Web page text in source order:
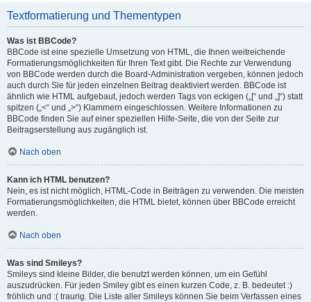
Textformatierung und Thementypen
Was ist BBCode?
BBCode ist eine spezielle Umsetzung von HTML, die Ihnen weitreichende
Formatierungsmöglichkeiten für Ihren Text gibt. Die Rechte zur Verwendung
von BBCode werden durch die Board-Administration vergeben, können jedoch
auch durch Sie für jeden einzelnen Beitrag deaktiviert werden. BBCode ist
ähnlich wie HTML aufgebaut, jedoch werden Tags von eckigen („[“ und „]“) statt
spitzen („<“ und „>“) Klammern eingeschlossen. Weitere Informationen zu
BBCode finden Sie auf einer speziellen Hilfe-Seite, die von der Seite zur
Beitragserstellung aus zugänglich ist.
Nach oben
Kann ich HTML benutzen?
Nein, es ist nicht möglich, HTML-Code in Beiträgen zu verwenden. Die meisten
Formatierungsmöglichkeiten, die HTML bietet, können über BBCode erreicht
werden.
Nach oben
Was sind Smileys?
Smileys sind kleine Bilder, die benutzt werden können, um ein Gefühl
auszudrücken. Für jeden Smiley gibt es einen kurzen Code, z. B. bedeutet :)
fröhlich und :( traurig. Die Liste aller Smileys können Sie beim Verfassen eines